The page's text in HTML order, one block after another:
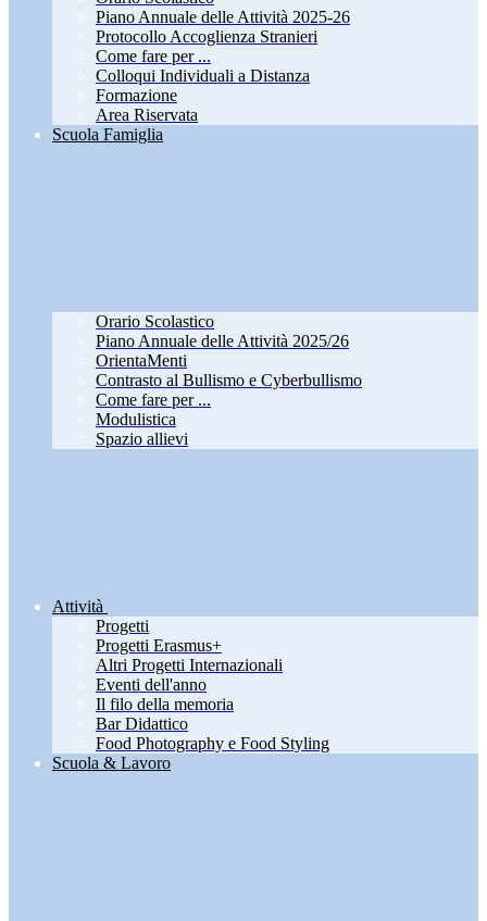
Piano Annuale delle Attività 2025-26
Protocollo Accoglienza Stranieri
Come fare per ...
Colloqui Individuali a Distanza
Formazione
Area Riservata
Scuola Famiglia
Orario Scolastico
Piano Annuale delle Attività 2025/26
OrientaMenti
Contrasto al Bullismo e Cyberbullismo
Come fare per ...
Modulistica
Spazio allievi
Attività
Progetti
Progetti Erasmus+
Altri Progetti Internazionali
Eventi dell'anno
Il filo della memoria
Bar Didattico
Food Photography e Food Styling
Scuola & Lavoro